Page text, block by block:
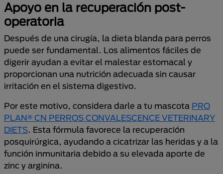
Apoyo en la recuperación post-
operatoria
Después de una cirugía, la dieta blanda para perros
puede ser fundamental. Los alimentos fáciles de
digerir ayudan a evitar el malestar estomacal y
proporcionan una nutrición adecuada sin causar
irritación en el sistema digestivo.
Por este motivo, considera darle a tu mascota PRO
PLAN® CN PERROS CONVALESCENCE VETERINARY
DIETS. Esta fórmula favorece la recuperación
posquirúrgica, ayudando a cicatrizar las heridas y a la
función inmunitaria debido a su elevada aporte de
zinc y arginina.